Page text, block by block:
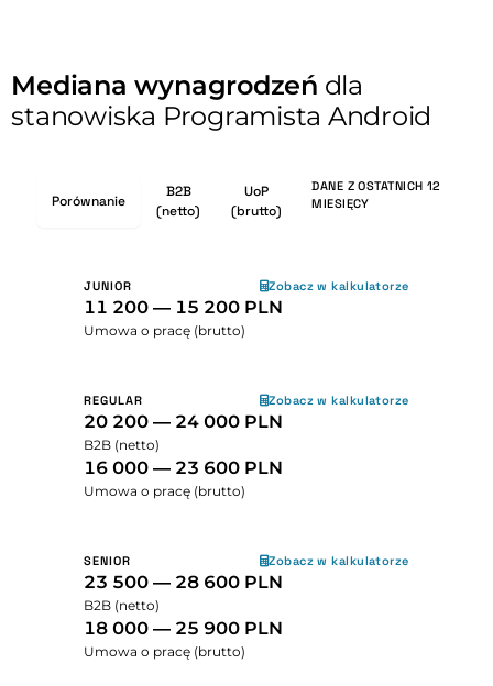
Mediana wynagrodzeń dla
stanowiska Programista Android
Porównanie
B2B
(netto)
UoP
(brutto)
DANE Z OSTATNICH 12
MIESIĘCY
JUNIOR Zobacz w kalkulatorze
11 200 — 15 200 PLN
Umowa o pracę (brutto)
REGULAR Zobacz w kalkulatorze
20 200 — 24 000 PLN
B2B (netto)
16 000 — 23 600 PLN
Umowa o pracę (brutto)
SENIOR Zobacz w kalkulatorze
23 500 — 28 600 PLN
B2B (netto)
18 000 — 25 900 PLN
Umowa o pracę (brutto)